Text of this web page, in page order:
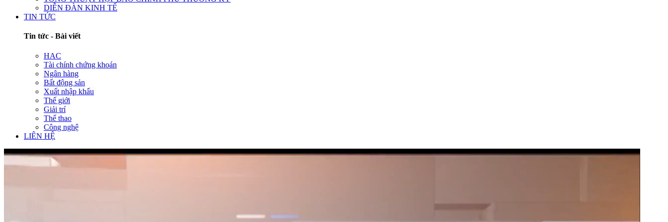
DIỄN ĐÀN KINH TẾ
TIN TỨC
Tin tức - Bài viết
HAC
Tài chính chứng khoán
Ngân hàng
Bất động sản
Xuất nhập khẩu
Thế giới
Giải trí
Thể thao
Công nghệ
LIÊN HỆ